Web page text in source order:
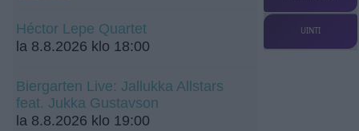
Héctor Lepe Quartet
la 8.8.2026 klo 18:00
Biergarten Live: Jallukka Allstars
feat. Jukka Gustavson
la 8.8.2026 klo 19:00
UINTI